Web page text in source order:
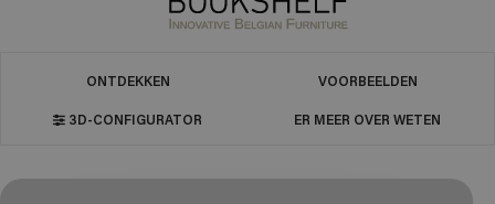
ONTDEKKEN VOORBEELDEN
3D-CONFIGURATOR ER MEER OVER WETEN